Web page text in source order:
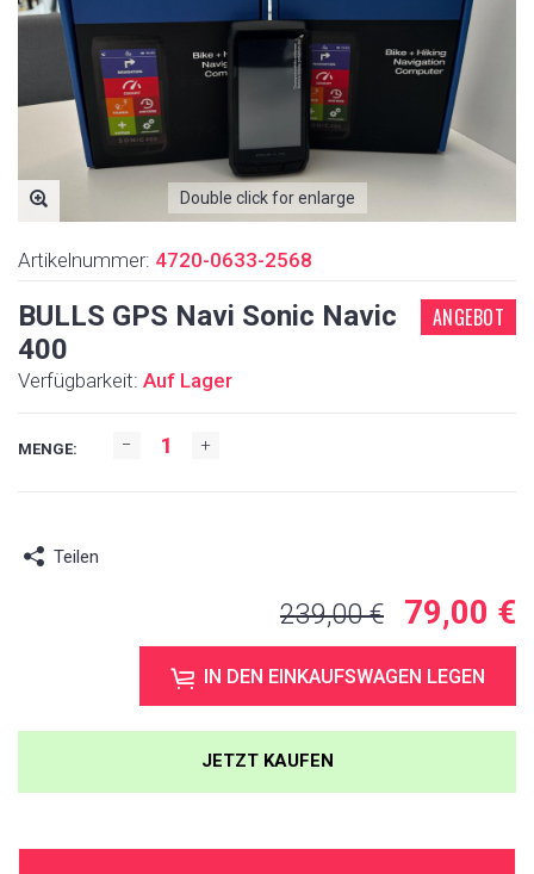
Double click for enlarge
Artikelnummer: 4720-0633-2568
BULLS GPS Navi Sonic Navic
400
ANGEBOT
Verfügbarkeit: Auf Lager
MENGE:
Teilen
239,00 € 79,00 €
IN DEN EINKAUFSWAGEN LEGEN
JETZT KAUFEN